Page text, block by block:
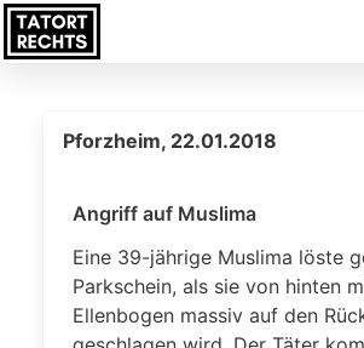
Pforzheim, 22.01.2018
Angriff auf Muslima
Eine 39-jährige Muslima löste
Parkschein, als sie von hinten
Ellenbogen massiv auf den